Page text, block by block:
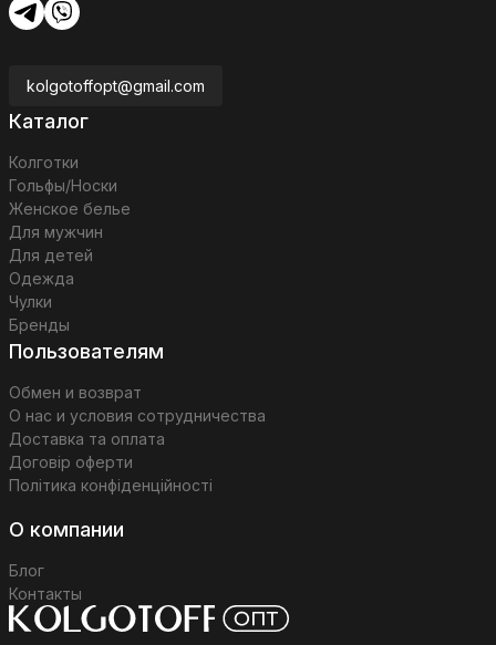
kolgotoffopt@gmail.com
Каталог
Колготки
Гольфы/Носки
Женское белье
Для мужчин
Для детей
Одежда
Чулки
Бренды
Пользователям
Обмен и возврат
О нас и условия сотрудничества
Доставка та оплата
Договір оферти
Політика конфіденційності
О компании
Блог
Контакты